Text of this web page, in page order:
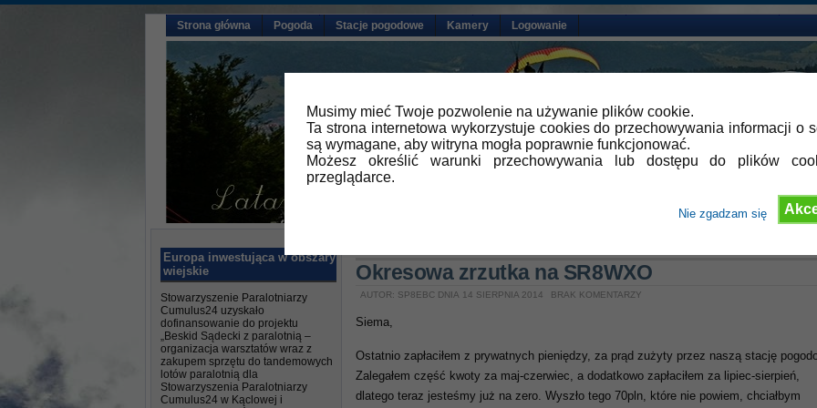
Musimy mieć Twoje pozwolenie na używanie plików cookie.
Ta strona internetowa wykorzystuje cookies do przechowywania informacji o
są wymagane, aby witryna mogła poprawnie funkcjonować.
Możesz określić warunki przechowywania lub dostępu do plików
przeglądarce.
Nie zgadzam się
Strona główna Pogoda Stacje pogodowe Kamery Logowanie
Europa inwestująca w obszary
wiejskie
Stowarzyszenie Paralotniarzy
Cumulus24 uzyskało
dofinansowanie do projektu
„Beskid Sądecki z paralotnią –
organizacja warsztatów wraz z
zakupem sprzętu do tandemowych
lotów paralotnią dla
Stowarzyszenia Paralotniarzy
Cumulus24 w Kąclowej i
Okresowa zrzutka na SR8WXO
AUTOR: SP8EBC DNIA 14 SIERPNIA 2014 BRAK KOMENTARZY
Siema,
Ostatnio zapłaciłem z prywatnych pieniędzy, za prąd zużyty przez naszą stację
Zalegałem część kwoty za maj-czerwiec, a dodatkowo zapłaciłem za lipiec-sierpień,
dlatego teraz jesteśmy już na zero. Wyszło tego 70pln, które nie powiem, chciałbym